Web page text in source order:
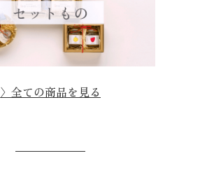
〉全ての商品を見る